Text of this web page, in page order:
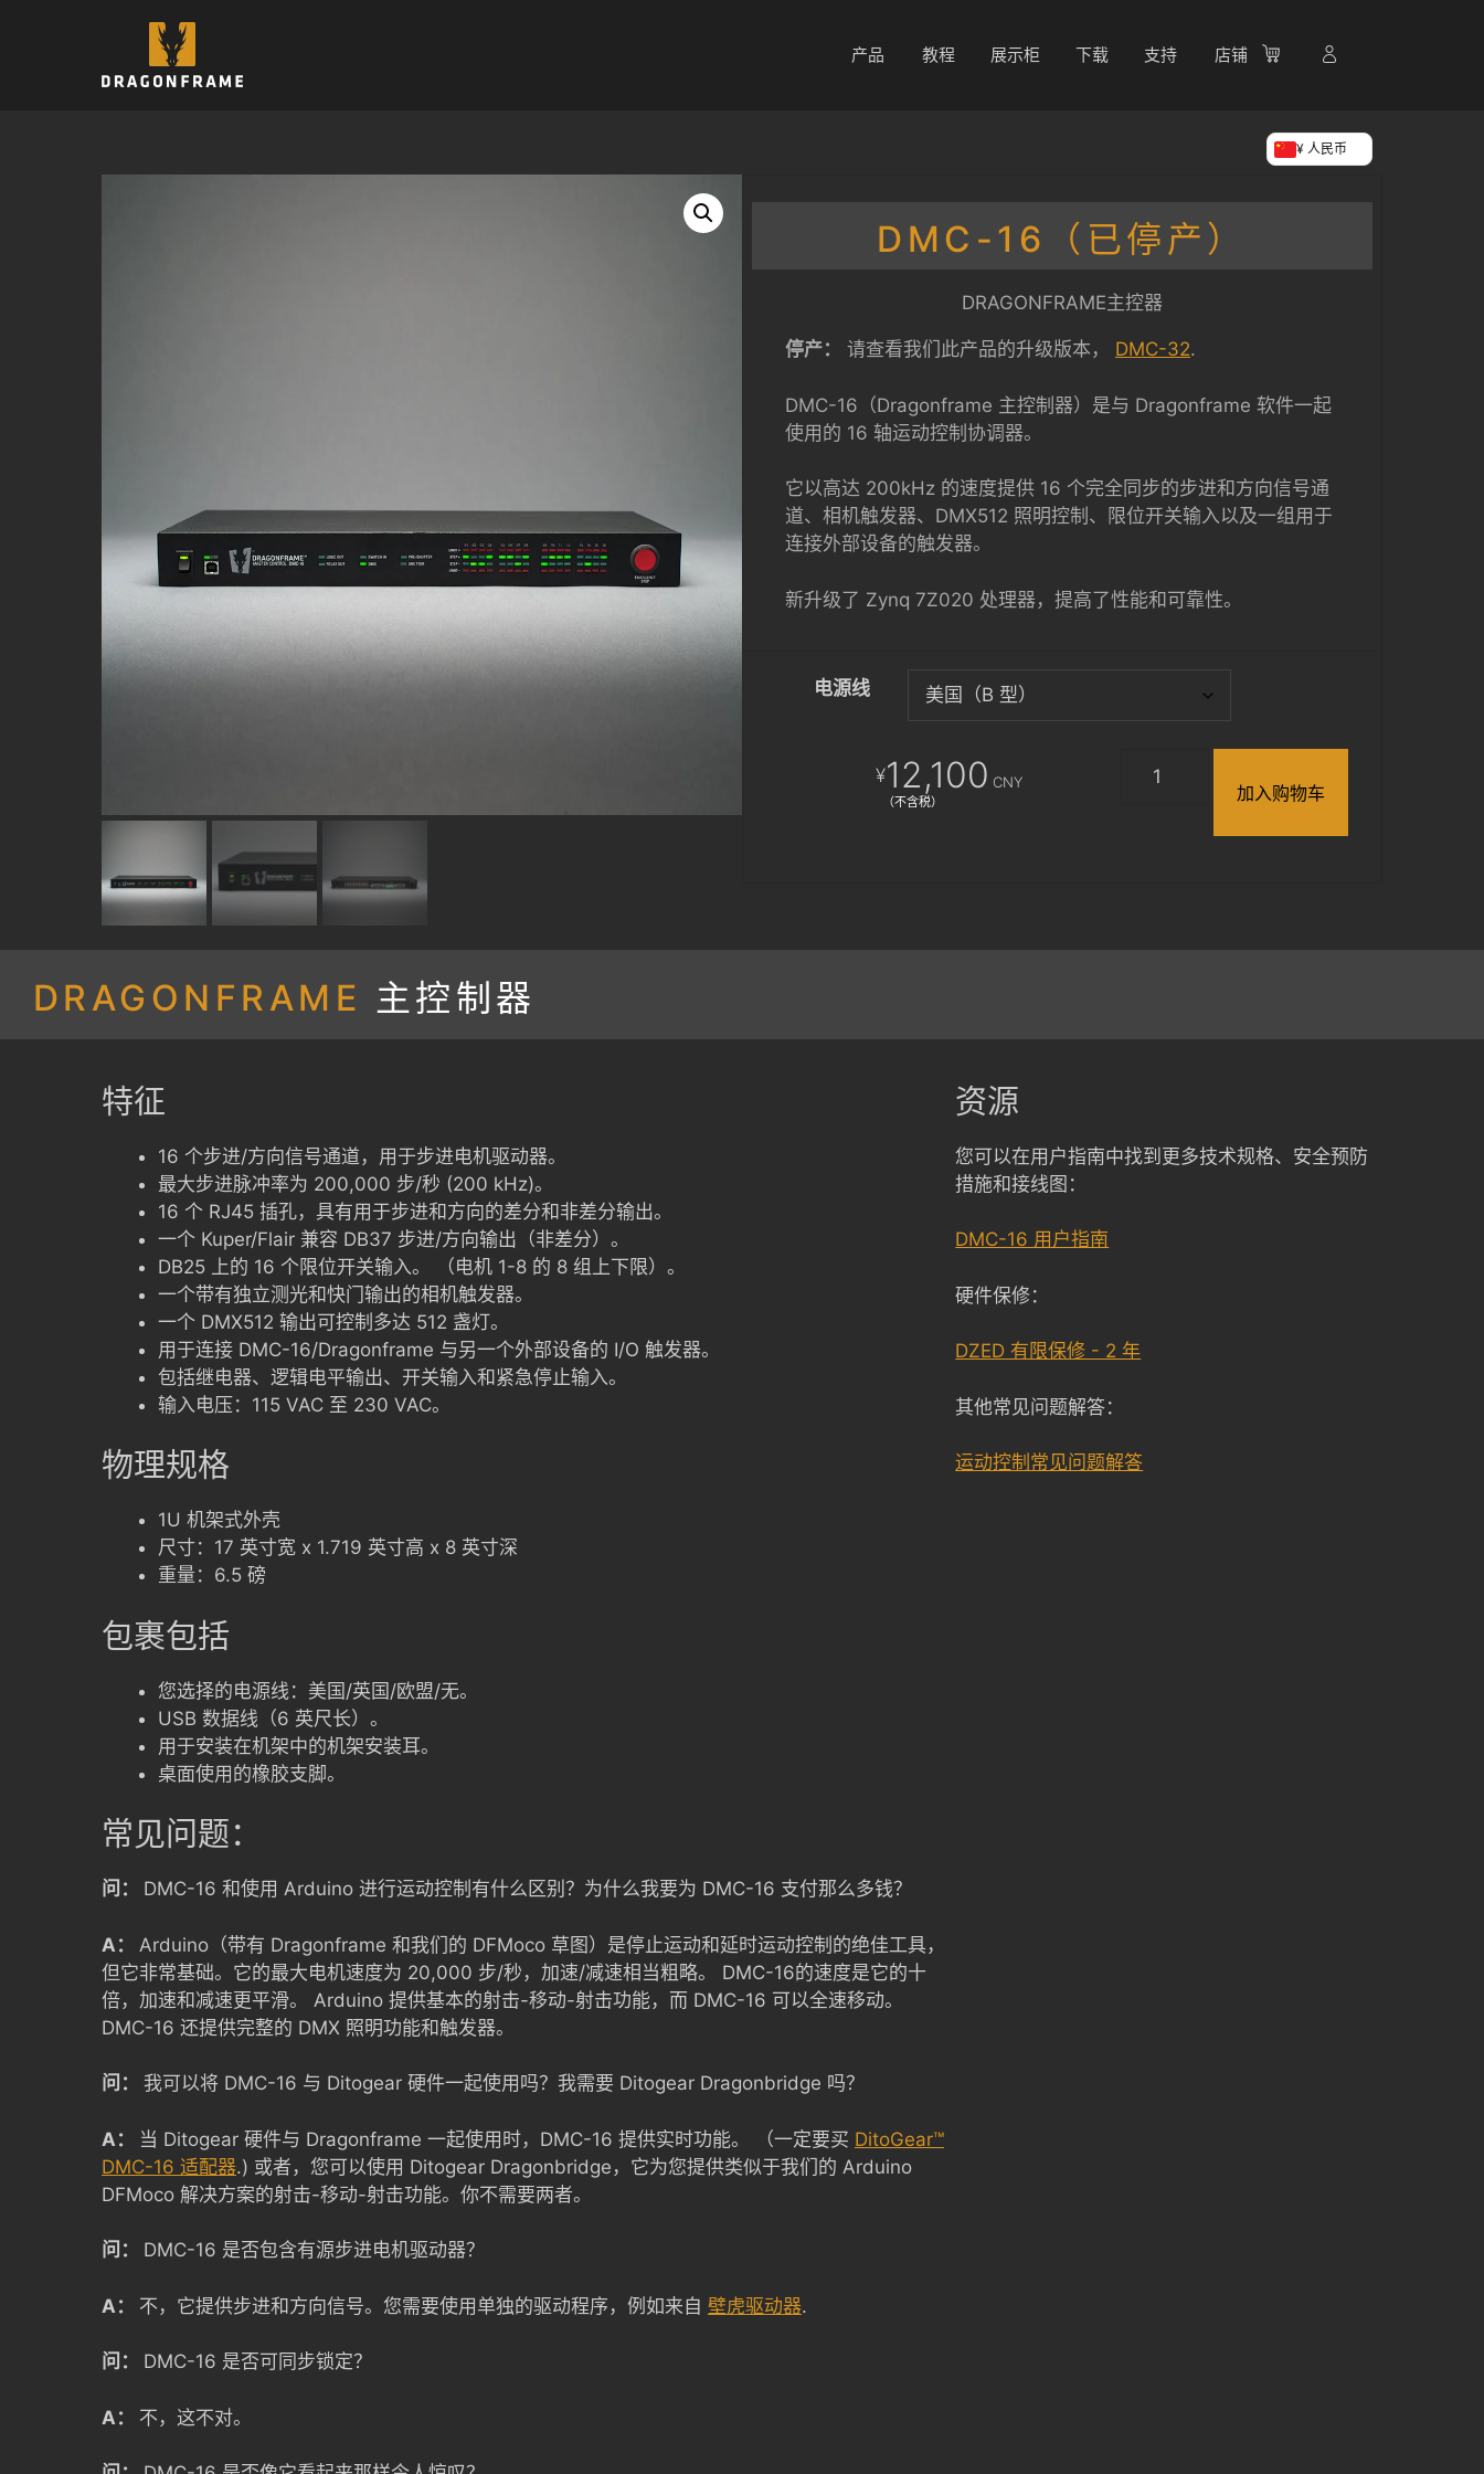
产品 教程 展示柜 下载 支持 店铺
¥ 人民币
DMC-16（已停产）
DRAGONFRAME主控器
停产： 请查看我们此产品的升级版本， DMC-32.
DMC-16（Dragonframe 主控制器）是与 Dragonframe 软件一起
使用的 16 轴运动控制协调器。
它以高达 200kHz 的速度提供 16 个完全同步的步进和方向信号通
道、相机触发器、DMX512 照明控制、限位开关输入以及一组用于
连接外部设备的触发器。
新升级了 Zynq 7Z020 处理器，提高了性能和可靠性。
电源线
¥12,100 CNY
（不含税） 加入购物车
DRAGONFRAME 主控制器
特征
16 个步进/方向信号通道，用于步进电机驱动器。
最大步进脉冲率为 200,000 步/秒 (200 kHz)。
16 个 RJ45 插孔，具有用于步进和方向的差分和非差分输出。
一个 Kuper/Flair 兼容 DB37 步进/方向输出（非差分）。
DB25 上的 16 个限位开关输入。 （电机 1-8 的 8 组上下限）。
一个带有独立测光和快门输出的相机触发器。
一个 DMX512 输出可控制多达 512 盏灯。
用于连接 DMC-16/Dragonframe 与另一个外部设备的 I/O 触发器。
包括继电器、逻辑电平输出、开关输入和紧急停止输入。
输入电压：115 VAC 至 230 VAC。
物理规格
1U 机架式外壳
尺寸：17 英寸宽 x 1.719 英寸高 x 8 英寸深
重量：6.5 磅
包裹包括
您选择的电源线：美国/英国/欧盟/无。
USB 数据线（6 英尺长）。
用于安装在机架中的机架安装耳。
桌面使用的橡胶支脚。
常见问题：
问： DMC-16 和使用 Arduino 进行运动控制有什么区别？为什么我要为 DMC-16 支付那么多钱？
A： Arduino（带有 Dragonframe 和我们的 DFMoco 草图）是停止运动和延时运动控制的绝佳工具，
但它非常基础。它的最大电机速度为 20,000 步/秒，加速/减速相当粗略。 DMC-16的速度是它的十
倍，加速和减速更平滑。 Arduino 提供基本的射击-移动-射击功能，而 DMC-16 可以全速移动。
DMC-16 还提供完整的 DMX 照明功能和触发器。
问： 我可以将 DMC-16 与 Ditogear 硬件一起使用吗？我需要 Ditogear Dragonbridge 吗？
A： 当 Ditogear 硬件与 Dragonframe 一起使用时，DMC-16 提供实时功能。 （一定要买 DitoGear™
DMC-16 适配器.) 或者，您可以使用 Ditogear Dragonbridge，它为您提供类似于我们的 Arduino
DFMoco 解决方案的射击-移动-射击功能。你不需要两者。
问： DMC-16 是否包含有源步进电机驱动器？
A： 不，它提供步进和方向信号。您需要使用单独的驱动程序，例如来自 壁虎驱动器.
问： DMC-16 是否可同步锁定？
A： 不，这不对。
资源
您可以在用户指南中找到更多技术规格、安全预防
措施和接线图：
DMC-16 用户指南
硬件保修：
DZED 有限保修 - 2 年
其他常见问题解答：
运动控制常见问题解答